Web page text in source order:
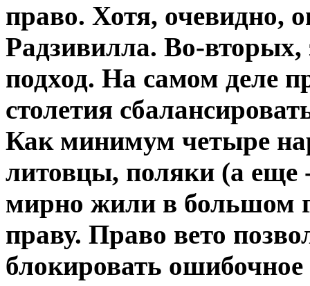
право. Хотя, очевидно,
Радзивилла. Во-
подход. На самом деле
столетия
Как минимум четыре
литовцы, поляки (а еще
мирно жили в большом
праву. Право вето
блокировать